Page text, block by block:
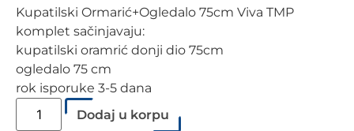
Kupatilski Ormarić+Ogledalo 75cm Viva TMP
komplet sačinjavaju:
kupatilski oramrić donji dio 75cm
ogledalo 75 cm
rok isporuke 3-5 dana
Dodaj u korpu